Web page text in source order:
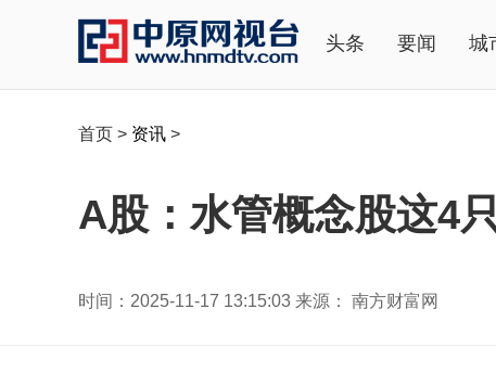
头条 要闻 城
首页 > 资讯 >
A股：水管概念股这4
时间：2025-11-17 13:15:03 来源： 南方财富网